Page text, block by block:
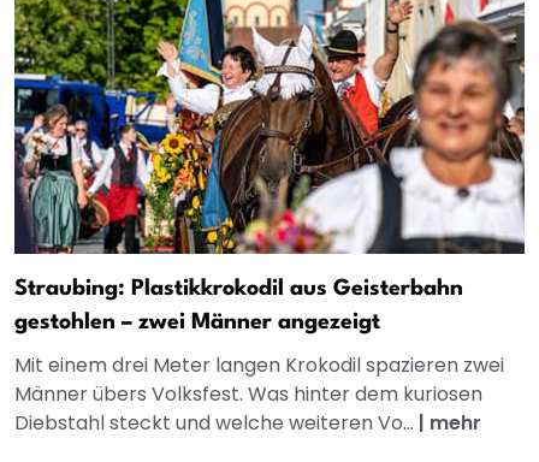
Straubing: Plastikkrokodil aus Geisterbahn
gestohlen – zwei Männer angezeigt
Mit einem drei Meter langen Krokodil spazieren zwei
Männer übers Volksfest. Was hinter dem kuriosen
Diebstahl steckt und welche weiteren Vo... | mehr